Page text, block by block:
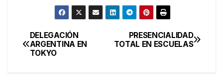
Navegación
de
PRESENCIALIDAD
TOTAL EN ESCUELAS
DELEGACIÓN
ARGENTINA EN
TOKYO